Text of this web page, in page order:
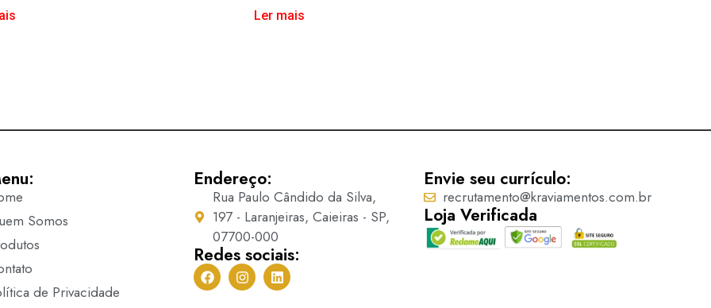
Ler mais
Somos
de Privacidade
Endereço:
Rua Paulo Cândido da Silva,
197 - Laranjeiras, Caieiras - SP,
07700-000
Redes sociais:
Envie seu currículo:
recrutamento@kraviamentos.com.br
Loja Verificada